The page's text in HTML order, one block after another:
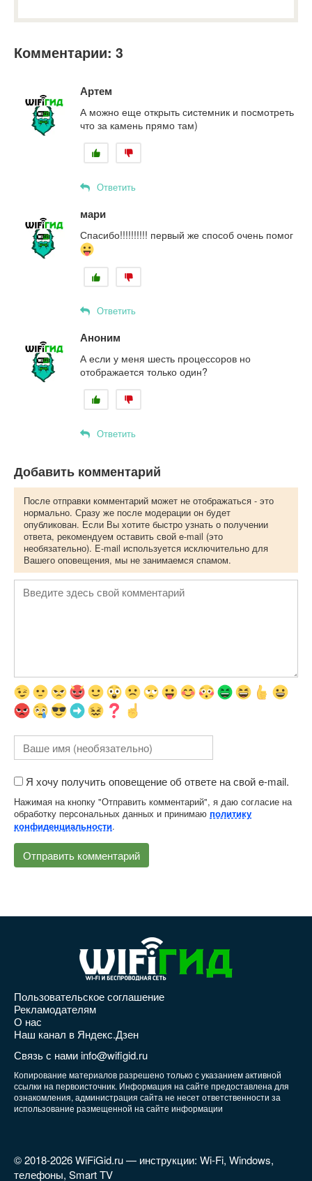
Комментарии: 3
Артем
А можно еще открыть системник и посмотреть
что за камень прямо там)
Ответить
мари
Спасибо!!!!!!!!!! первый же способ очень помог
Ответить
Аноним
А если у меня шесть процессоров но
отображается только один?
Ответить
Добавить комментарий
После отправки комментарий может не отображаться - это
нормально. Сразу же после модерации он будет
опубликован. Если Вы хотите быстро узнать о получении
ответа, рекомендуем оставить свой e-mail (это
необязательно). E-mail используется исключительно для
Вашего оповещения, мы не занимаемся спамом.
Я хочу получить оповещение об ответе на свой e-mail.
Нажимая на кнопку "Отправить комментарий", я даю согласие на
обработку персональных данных и принимаю политику
конфиденциальности.
Пользовательское соглашение
Рекламодателям
О нас
Наш канал в Яндекс.Дзен
Связь с нами info@wifigid.ru
Копирование материалов разрешено только с указанием активной
ссылки на первоисточник. Информация на сайте предоставлена для
ознакомления, администрация сайта не несет ответственности за
использование размещенной на сайте информации
© 2018-2026 WiFiGid.ru — инструкции: Wi-Fi, Windows,
телефоны, Smart TV